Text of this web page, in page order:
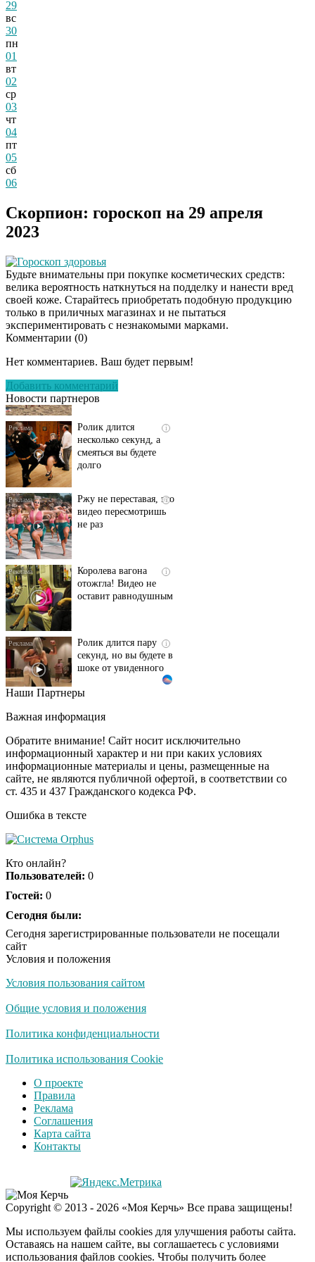
29
вс
30
пн
01
вт
02
ср
03
чт
04
пт
05
сб
06
Скорпион: гороскоп на 29 апреля
2023
Гороскоп здоровья
Будьте внимательны при покупке косметических средств:
велика вероятность наткнуться на подделку и нанести вред
своей коже. Старайтесь приобретать подобную продукцию
только в приличных магазинах и не пытаться
экспериментировать с незнакомыми марками.
Комментарии (0)
Нет комментариев. Ваш будет первым!
Добавить комментарий
Новости партнеров
Скрытая камера на
люди вытворяют, когда
их не видят...
несколько секунд, а
смеяться вы будете
долго
видео пересмотришь
не раз
отожгла! Видео не
оставит равнодушным
секунд, но вы будете в
шоке от увиденного
Этот танец невесты
Пересмотрела 10 раз
i
Ролик из Омска: вы
будете смеяться долго
Обнаружена тайная
жена и дочь
Наши Партнеры
Важная информация
Обратите внимание! Сайт носит исключительно
информационный характер и ни при каких условиях
информационные материалы и цены, размещенные на
сайте, не являются публичной офертой, в соответствии со
ст. 435 и 437 Гражданского кодекса РФ.
Ошибка в тексте
Кто онлайн?
Пользователей: 0
Гостей: 0
Сегодня были:
Сегодня зарегистрированные пользователи не посещали
сайт
Условия и положения
Условия пользования сайтом
Общие условия и положения
Политика конфиденциальности
Политика использования Cookie
О проекте
Правила
Реклама
Соглашения
Карта сайта
Контакты
Copyright © 2013 - 2026 «Моя Керчь» Все права защищены!
Мы используем файлы cookies для улучшения работы сайта.
Оставаясь на нашем сайте, вы соглашаетесь с условиями
использования файлов cookies. Чтобы получить более